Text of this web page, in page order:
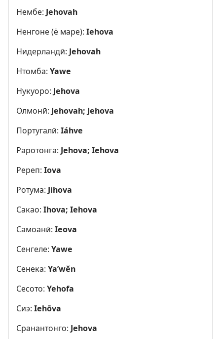
Нембе: Jehovah
Ненгоне (ё маре): Iehova
Нидерландӣ: Jehovah
Нтомба: Yawe
Нукуоро: Jehova
Олмонӣ: Jehovah; Jehova
Португалӣ: Iáhve
Раротонга: Jehova; Iehova
Ререп: Iova
Ротума: Jihova
Сакао: Ihova; Iehova
Самоанӣ: Ieova
Сенгеле: Yawe
Сенека: Ya’wĕn
Сесото: Yehofa
Сиэ: Iehōva
Сранантонго: Jehova